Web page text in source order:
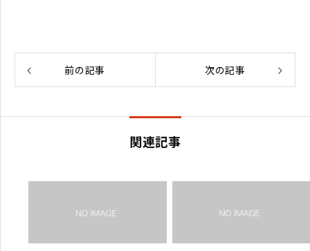
前の記事 次の記事
関連記事